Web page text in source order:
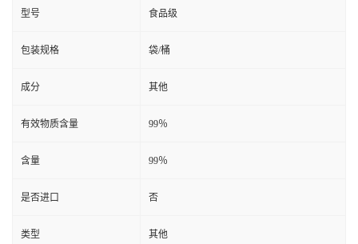
型号 食品级
包装规格 袋/桶
成分 其他
有效物质含量 99％
含量 99％
是否进口 否
类型 其他